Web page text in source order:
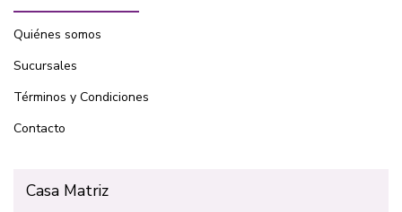
Quiénes somos
Sucursales
Términos y Condiciones
Contacto
Casa Matriz